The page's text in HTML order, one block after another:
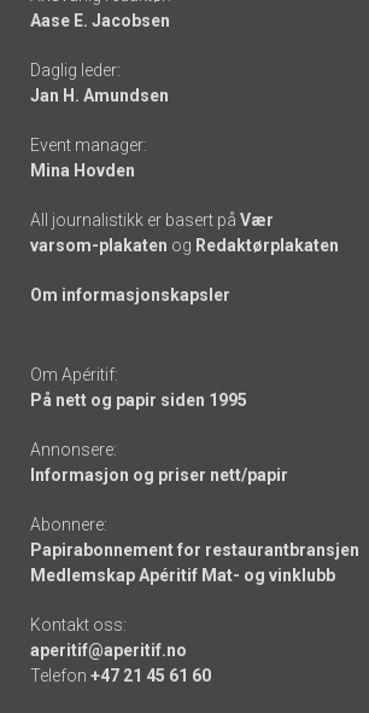
-
links
Aase E. Jacobsen
Daglig leder:
Jan H. Amundsen
Event manager:
Mina Hovden
All journalistikk er basert på Vær
varsom-plakaten og Redaktørplakaten
Om informasjonskapsler
Om Apéritif:
På nett og papir siden 1995
Annonsere:
Informasjon og priser nett/papir
Abonnere:
Papirabonnement for restaurantbransjen
Medlemskap Apéritif Mat- og vinklubb
Kontakt oss:
aperitif@aperitif.no
Telefon +47 21 45 61 60